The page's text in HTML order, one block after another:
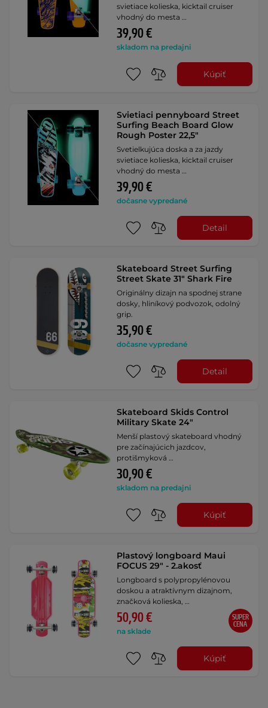
svietiace kolieska, kicktail cruiser
vhodný do mesta …
39,90 €
skladom na predajni
Kúpiť
Svietiaci pennyboard Street
Surfing Beach Board Glow
Rough Poster 22,5"
Svetielkujúca doska a za jazdy
svietiace kolieska, kicktail cruiser
vhodný do mesta …
39,90 €
dočasne vypredané
Detail
Skateboard Street Surfing
Street Skate 31" Shark Fire
Originálny dizajn na spodnej strane
dosky, hliníkový podvozok, odolný
grip.
35,90 €
dočasne vypredané
Detail
Skateboard Skids Control
Military Skate 24"
Menší plastový skateboard vhodný
pre začínajúcich jazdcov,
protišmyková …
30,90 €
skladom na predajni
Kúpiť
Plastový longboard Maui
FOCUS 29" - 2.akosť
Longboard s polypropylénovou
doskou a atraktívnym dizajnom,
značková kolieska, …
50,90 €
na sklade
SUPER
CENA
Kúpiť